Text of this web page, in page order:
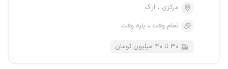
مرکزی
اراک
تمام وقت
پاره وقت
۳۰ تا ۴۰ میلیون تومان